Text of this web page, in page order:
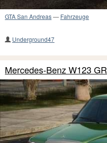
GTA San Andreas— Fahrzeuge
Underground47
Mercedes-Benz W123 GR